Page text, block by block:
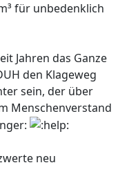
für unbedenklich
Jahren das Ganze
den Klageweg
sein, der über
Menschenverstand
neu